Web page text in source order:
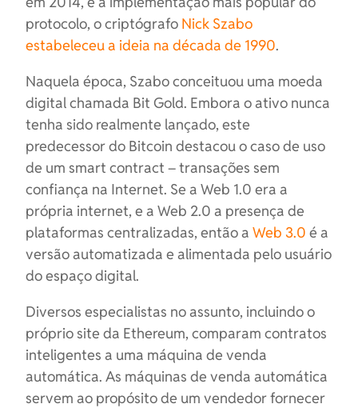
protocolo, o criptógrafo Nick Szabo
estabeleceu a ideia na década de 1990.
Naquela época, Szabo conceituou uma moeda
digital chamada Bit Gold. Embora o ativo nunca
tenha sido realmente lançado, este
predecessor do Bitcoin destacou o caso de uso
de um smart contract – transações sem
confiança na Internet. Se a Web 1.0 era a
própria internet, e a Web 2.0 a presença de
plataformas centralizadas, então a Web 3.0 é a
versão automatizada e alimentada pelo usuário
do espaço digital.
Diversos especialistas no assunto, incluindo o
próprio site da Ethereum, comparam contratos
inteligentes a uma máquina de venda
automática. As máquinas de venda automática
servem ao propósito de um vendedor fornecer